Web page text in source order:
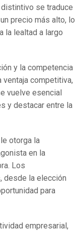
se traduce
precio más alto, lo
la lealtad a largo
y la competencia
competitiva,
vuelve esencial
y destacar entre la
otorga la
en la
Los
desde la elección
para
empresarial,